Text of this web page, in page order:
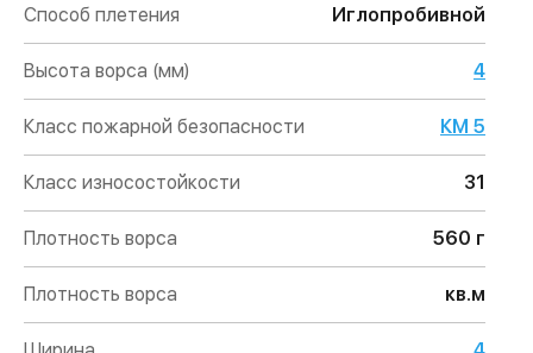
Способ плетения Иглопробивной
Высота ворса (мм) 4
Класс пожарной безопасности КМ 5
Класс износостойкости 31
Плотность ворса 560 г
Плотность ворса кв.м